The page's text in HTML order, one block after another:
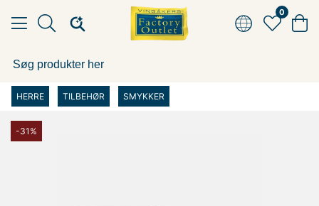
0
HERRE TILBEHØR SMYKKER
-31%